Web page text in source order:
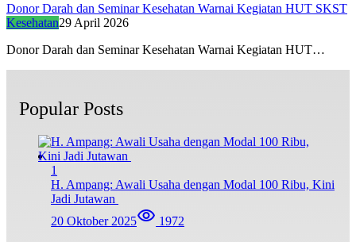
Donor Darah dan Seminar Kesehatan Warnai Kegiatan HUT SKST
Kesehatan29 April 2026
Donor Darah dan Seminar Kesehatan Warnai Kegiatan HUT…
Popular Posts
1
H. Ampang: Awali Usaha dengan Modal 100 Ribu, Kini
Jadi Jutawan
20 Oktober 2025
1972